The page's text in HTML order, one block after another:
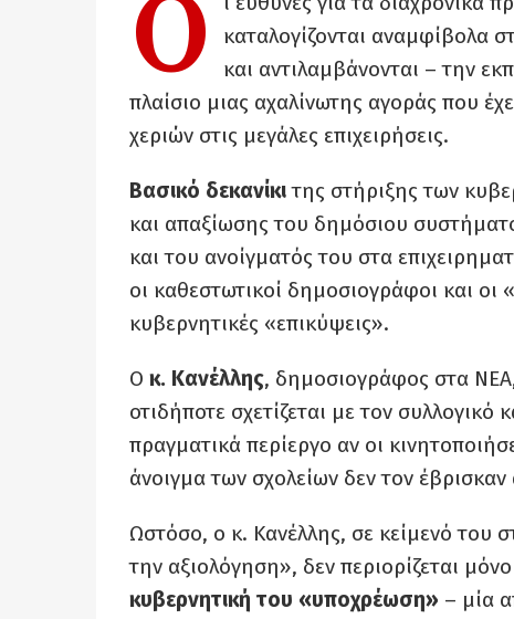
Ο
καταλογίζονται αναμφίβολα
και αντιλαμβάνονται – την
πλαίσιο μιας αχαλίνωτης αγοράς που
χεριών στις μεγάλες επιχειρήσεις.
Βασικό δεκανίκιτης στήριξης των
και απαξίωσης του δημόσιου
και του ανοίγματός του στα
οι καθεστωτικοί δημοσιογράφοι και οι
κυβερνητικές «επικύψεις».
Ο κ. Κανέλλης, δημοσιογράφος στα ΝΕΑ,
οτιδήποτε σχετίζεται με τον
πραγματικά περίεργο αν οι
άνοιγμα των σχολείων δεν τον έβρισκαν
Ωστόσο, ο κ. Κανέλλης, σε κείμενό του
την αξιολόγηση», δεν περιορίζεται
κυβερνητική του «υποχρέωση» – μία